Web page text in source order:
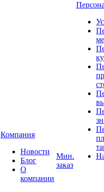
Компания
Новости
Блог
О
компании
Мин.
заказ